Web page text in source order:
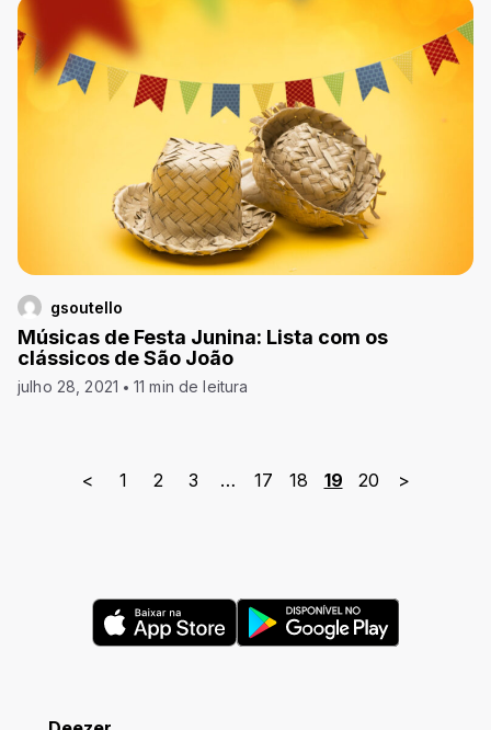
gsoutello
Músicas de Festa Junina: Lista com os
clássicos de São João
julho 28, 2021 11 min de leitura
< 1 2 3 … 17 18 19 20 >